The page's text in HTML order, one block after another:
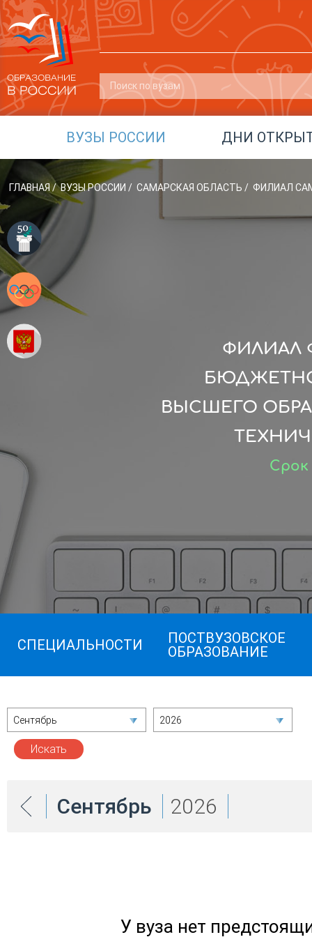
ВУЗЫ РОССИИ ДНИ
ГЛАВНАЯ / ВУЗЫ РОССИИ / САМАРСКАЯ ОБЛАСТЬ / ФИЛИАЛ
ФИЛИАЛ
ВЫСШЕГО
Срок
СПЕЦИАЛЬНОСТИ
ПОСТВУЗОВСКОЕ
ОБРАЗОВАНИЕ
Сентябрь 2026
Сентябрь 2026
У вуза нет